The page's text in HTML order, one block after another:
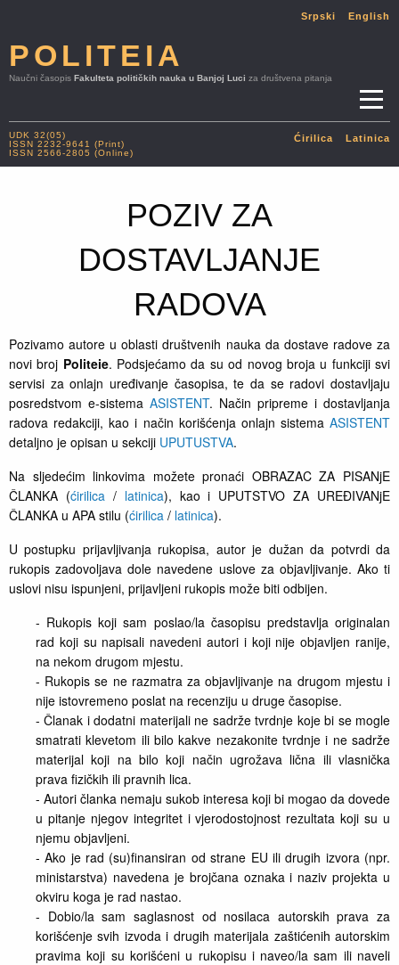
Srpski English
POLITEIA
Naučni časopis Fakulteta političkih nauka u Banjoj Luci za društvena pitanja
UDK 32(05)
ISSN 2232-9641 (Print)
ISSN 2566-2805 (Online)
Ćirilica Latinica
POZIV ZA
DOSTAVLJANJE
RADOVA
Pozivamo autore u oblasti društvenih nauka da dostave radove za
novi broj Politeie. Podsjećamo da su od novog broja u funkciji svi
servisi za onlajn uređivanje časopisa, te da se radovi dostavljaju
posredstvom e-sistema ASISTENT. Način pripreme i dostavljanja
radova redakciji, kao i način korišćenja onlajn sistema ASISTENT
detaljno je opisan u sekciji UPUTUSTVA.
Na sljedećim linkovima možete pronaći OBRAZAC ZA PISANjE
ČLANKA (ćirilica/ latinica), kao i UPUTSTVO ZA UREĐIVANjE
ČLANKA u APA stilu (ćirilica / latinica).
U postupku prijavljivanja rukopisa, autor je dužan da potvrdi da
rukopis zadovoljava dole navedene uslove za objavljivanje. Ako ti
uslovi nisu ispunjeni, prijavljeni rukopis može biti odbijen.
- Rukopis koji sam poslao/la časopisu predstavlja originalan
rad koji su napisali navedeni autori i koji nije objavljen ranije,
na nekom drugom mjestu.
- Rukopis se ne razmatra za objavljivanje na drugom mjestu i
nije istovremeno poslat na recenziju u druge časopise.
- Članak i dodatni materijali ne sadrže tvrdnje koje bi se mogle
smatrati klevetom ili bilo kakve nezakonite tvrdnje i ne sadrže
materijal koji na bilo koji način ugrožava lična ili vlasnička
prava fizičkih ili pravnih lica.
- Autori članka nemaju sukob interesa koji bi mogao da dovede
u pitanje njegov integritet i vjerodostojnost rezultata koji su u
njemu objavljeni.
- Ako je rad (su)finansiran od strane EU ili drugih izvora (npr.
ministarstva) navedena je brojčana oznaka i naziv projekta u
okviru koga je rad nastao.
- Dobio/la sam saglasnost od nosilaca autorskih prava za
korišćenje svih izvoda i drugih materijala zaštićenih autorskim
pravima koji su korišćeni u rukopisu i naveo/la sam ili naveli